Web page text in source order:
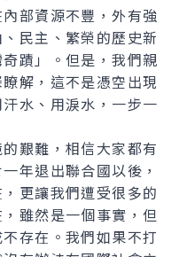
部資源不豐，外有強
民主、繁榮的歷史新
蹟」。但是，我們親
解，這不是憑空出現
水、用淚水，一步一
艱難，相信大家都有
年退出聯合國以後，
更讓我們遭受很多的
雖然是一個事實，但
存在。我們如果不打